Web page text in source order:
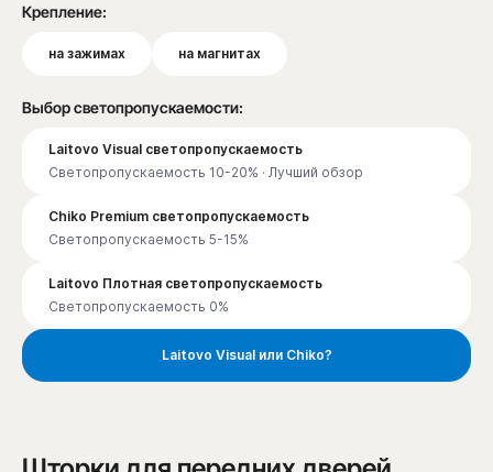
Крепление:
на зажимах на магнитах
Выбор светопропускаемости:
Laitovo Visual светопропускаемость
Светопропускаемость 10-20% · Лучший обзор
Chiko Premium светопропускаемость
Светопропускаемость 5-15%
Laitovo Плотная светопропускаемость
Светопропускаемость 0%
Laitovo Visual или Chiko?